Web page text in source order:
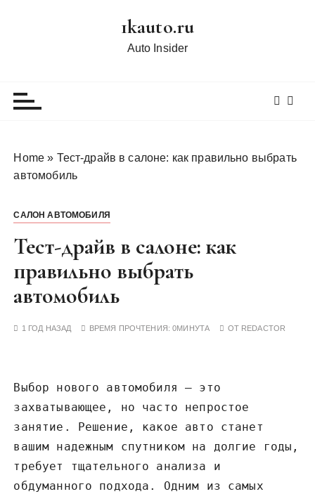
1kauto.ru
Auto Insider
Home » Тест-драйв в салоне: как правильно выбрать
автомобиль
САЛОН АВТОМОБИЛЯ
Тест-драйв в салоне: как
правильно выбрать
автомобиль
1 ГОД НАЗАД ВРЕМЯ ПРОЧТЕНИЯ:0МИНУТА ОТ REDACTOR
Выбор нового автомобиля – это
захватывающее, но часто непростое
занятие. Решение, какое авто станет
вашим надежным спутником на долгие годы,
требует тщательного анализа и
обдуманного подхода. Одним из самых